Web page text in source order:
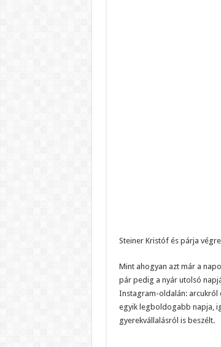
Steiner Kristóf és párja
Mint ahogyan azt már a
pár pedig a nyár utolsó
Instagram-oldalán: arcukról
egyik legboldogabb napja,
gyerekvállalásról is beszélt.